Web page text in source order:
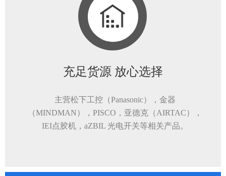
充足货源 放心选择
主营松下工控（Panasonic），金器
（MINDMAN），PISCO，亚德克（AIRTAC），
IEI点胶机，aZBIL 光电开关等相关产品。